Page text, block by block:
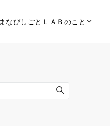
まなびしごとＬＡＢのこと